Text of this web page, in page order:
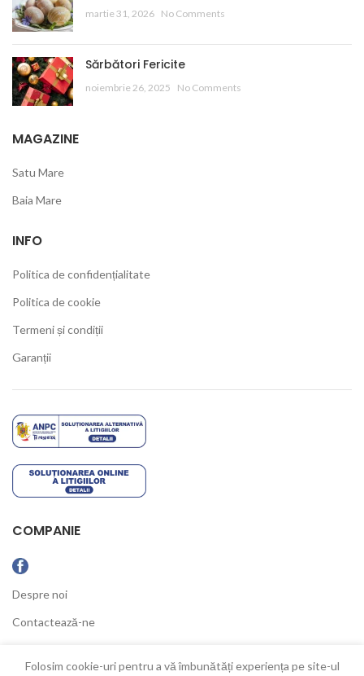
martie 31, 2026 No Comments
Sărbători Fericite
noiembrie 26, 2025 No Comments
MAGAZINE
Satu Mare
Baia Mare
INFO
Politica de confidențialitate
Politica de cookie
Termeni și condiții
Garanții
COMPANIE
Despre noi
Contactează-ne
Folosim cookie-uri pentru a vă îmbunătăți experiența pe site-ul